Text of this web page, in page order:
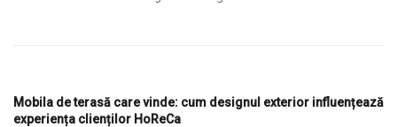
Mobila de terasă care vinde: cum designul exterior influențează
experiența clienților HoReCa